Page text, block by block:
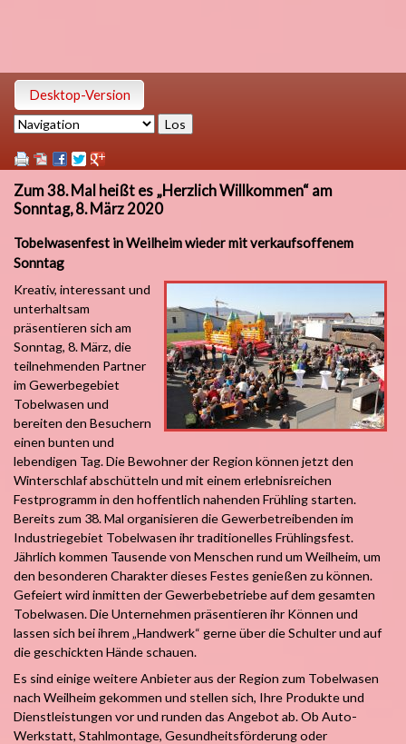
Desktop-Version
Zielseite
Zum 38. Mal heißt es „Herzlich Willkommen“ am
Sonntag, 8. März 2020
Tobelwasenfest in Weilheim wieder mit verkaufsoffenem
Sonntag
Kreativ, interessant und
unterhaltsam
präsentieren sich am
Sonntag, 8. März, die
teilnehmenden Partner
im Gewerbegebiet
Tobelwasen und
bereiten den Besuchern
einen bunten und
lebendigen Tag. Die Bewohner der Region können jetzt den
Winterschlaf abschütteln und mit einem erlebnisreichen
Festprogramm in den hoffentlich nahenden Frühling starten.
Bereits zum 38. Mal organisieren die Gewerbetreibenden im
Industriegebiet Tobelwasen ihr traditionelles Frühlingsfest.
Jährlich kommen Tausende von Menschen rund um Weilheim, um
den besonderen Charakter dieses Festes genießen zu können.
Gefeiert wird inmitten der Gewerbebetriebe auf dem gesamten
Tobelwasen. Die Unternehmen präsentieren ihr Können und
lassen sich bei ihrem „Handwerk“ gerne über die Schulter und auf
die geschickten Hände schauen.
Es sind einige weitere Anbieter aus der Region zum Tobelwasen
nach Weilheim gekommen und stellen sich, Ihre Produkte und
Dienstleistungen vor und runden das Angebot ab. Ob Auto-
Werkstatt, Stahlmontage, Gesundheitsförderung oder